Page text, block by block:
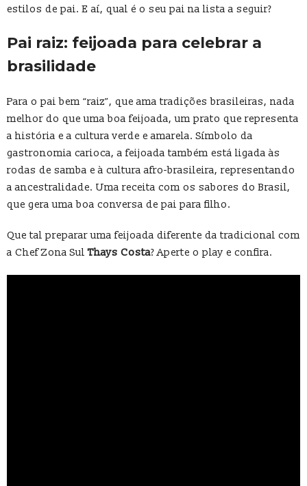
estilos de pai. E aí, qual é o seu pai na lista a seguir?
Pai raiz: feijoada para celebrar a
brasilidade
Para o pai bem “raiz”, que ama tradições brasileiras, nada
melhor do que uma boa feijoada, um prato que representa
a história e a cultura verde e amarela. Símbolo da
gastronomia carioca, a feijoada também está ligada às
rodas de samba e à cultura afro-brasileira, representando
a ancestralidade. Uma receita com os sabores do Brasil,
que gera uma boa conversa de pai para filho.
Que tal preparar uma feijoada diferente da tradicional com
a Chef Zona SulThays Costa? Aperte o play e confira.